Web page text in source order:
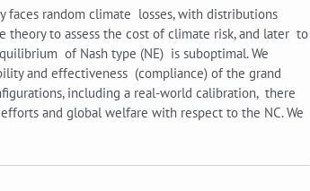
random climate losses, with distributions
theory to assess the cost of climate risk, and later to
of Nash type (NE) is suboptimal. We
and effectiveness (compliance) of the grand
including a real-world calibration, there
and global welfare with respect to the NC. We